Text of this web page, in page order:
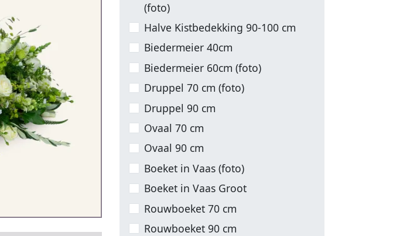
(foto)
Halve Kistbedekking 90-100 cm
Biedermeier 40cm
Biedermeier 60cm (foto)
Druppel 70 cm (foto)
Druppel 90 cm
Ovaal 70 cm
Ovaal 90 cm
Boeket in Vaas (foto)
Boeket in Vaas Groot
Rouwboeket 70 cm
Rouwboeket 90 cm